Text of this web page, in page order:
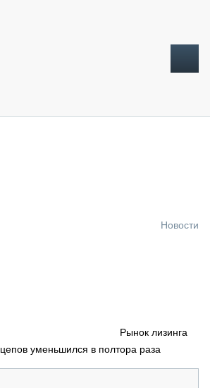
Новости
Рынок лизинга
уменьшился в полтора раза